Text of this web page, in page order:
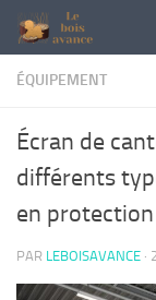
Skip to content
ÉQUIPEMENT
Écran de
différents
en
PAR LEBOISAVANCE ·